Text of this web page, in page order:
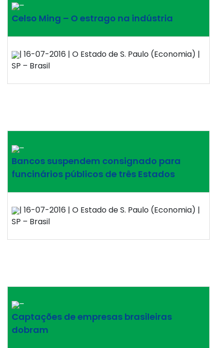
–
Celso Ming – O estrago na indústria
| 16-07-2016 | O Estado de S. Paulo (Economia) |
SP – Brasil
–
Bancos suspendem consignado para
funcinários públicos de três Estados
| 16-07-2016 | O Estado de S. Paulo (Economia) |
SP – Brasil
–
Captações de empresas brasileiras
dobram